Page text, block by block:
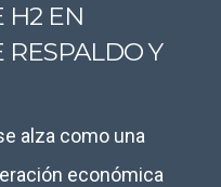
H2 EN
RESPALDO Y
alza como una
económica